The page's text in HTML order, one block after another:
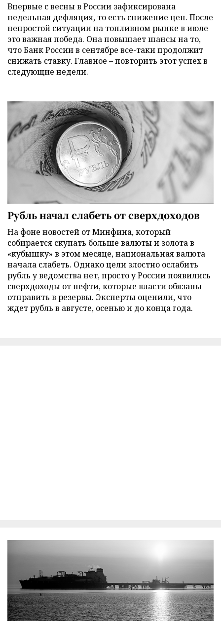
Впервые с весны в России зафиксирована
недельная дефляция, то есть снижение цен. После
непростой ситуации на топливном рынке в июле
это важная победа. Она повышает шансы на то,
что Банк России в сентябре все-таки продолжит
снижать ставку. Главное – повторить этот успех в
следующие недели.
Рубль начал слабеть от сверхдоходов
На фоне новостей от Минфина, который
собирается скупать больше валюты и золота в
«кубышку» в этом месяце, национальная валюта
начала слабеть. Однако цели злостно ослабить
рубль у ведомства нет, просто у России появились
сверхдоходы от нефти, которые власти обязаны
отправить в резервы. Эксперты оценили, что
ждет рубль в августе, осенью и до конца года.